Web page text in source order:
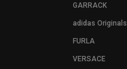
GARRACK
adidas Originals
FURLA
VERSACE